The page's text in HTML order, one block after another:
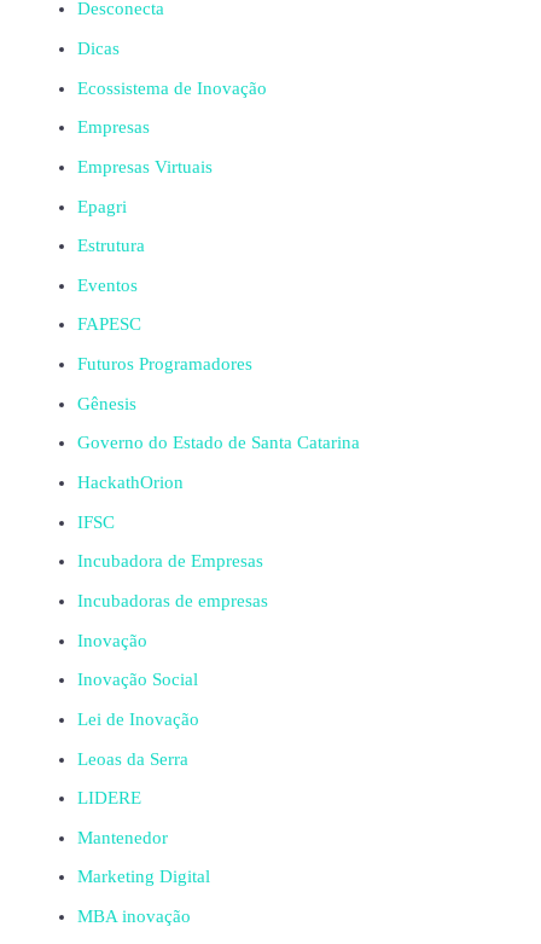
Desconecta
Dicas
Ecossistema de Inovação
Empresas
Empresas Virtuais
Epagri
Estrutura
Eventos
FAPESC
Futuros Programadores
Gênesis
Governo do Estado de Santa Catarina
HackathOrion
IFSC
Incubadora de Empresas
Incubadoras de empresas
Inovação
Inovação Social
Lei de Inovação
Leoas da Serra
LIDERE
Mantenedor
Marketing Digital
MBA inovação